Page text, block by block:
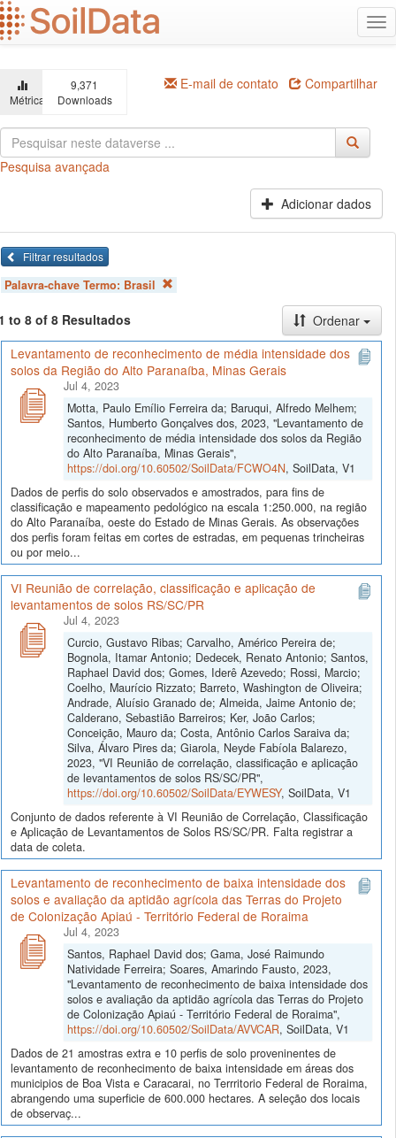
Ir
para
o
principal
Métricas
9,371
Downloads
E-mail de contato Compartilhar
Pesquisa avançada
Adicionar dados
Filtrar resultados
Palavra-chave Termo: Brasil
to 8 of 8 Resultados
Ordenar
Levantamento de reconhecimento de média intensidade dos
solos da Região do Alto Paranaíba, Minas Gerais
Jul 4, 2023
Motta, Paulo Emílio Ferreira da; Baruqui, Alfredo Melhem;
Santos, Humberto Gonçalves dos, 2023, "Levantamento de
reconhecimento de média intensidade dos solos da Região
do Alto Paranaíba, Minas Gerais",
https://doi.org/10.60502/SoilData/FCWO4N, SoilData, V1
Dados de perfis do solo observados e amostrados, para fins de
classificação e mapeamento pedológico na escala 1:250.000, na região
do Alto Paranaíba, oeste do Estado de Minas Gerais. As observações
dos perfis foram feitas em cortes de estradas, em pequenas trincheiras
ou por meio...
VI Reunião de correlação, classificação e aplicação de
levantamentos de solos RS/SC/PR
Jul 4, 2023
Curcio, Gustavo Ribas; Carvalho, Américo Pereira de;
Bognola, Itamar Antonio; Dedecek, Renato Antonio; Santos,
Raphael David dos; Gomes, Iderê Azevedo; Rossi, Marcio;
Coelho, Maurício Rizzato; Barreto, Washington de Oliveira;
Andrade, Aluísio Granado de; Almeida, Jaime Antonio de;
Calderano, Sebastião Barreiros; Ker, João Carlos;
Conceição, Mauro da; Costa, Antônio Carlos Saraiva da;
Silva, Álvaro Pires da; Giarola, Neyde Fabíola Balarezo,
2023, "VI Reunião de correlação, classificação e aplicação
de levantamentos de solos RS/SC/PR",
https://doi.org/10.60502/SoilData/EYWESY, SoilData, V1
Conjunto de dados referente à VI Reunião de Correlação, Classificação
e Aplicação de Levantamentos de Solos RS/SC/PR. Falta registrar a
data de coleta.
Levantamento de reconhecimento de baixa intensidade dos
solos e avaliação da aptidão agrícola das Terras do Projeto
de Colonização Apiaú - Território Federal de Roraima
Jul 4, 2023
Santos, Raphael David dos; Gama, José Raimundo
Natividade Ferreira; Soares, Amarindo Fausto, 2023,
"Levantamento de reconhecimento de baixa intensidade dos
solos e avaliação da aptidão agrícola das Terras do Projeto
de Colonização Apiaú - Território Federal de Roraima",
https://doi.org/10.60502/SoilData/AVVCAR, SoilData, V1
Dados de 21 amostras extra e 10 perfis de solo proveninentes de
levantamento de reconhecimento de baixa intensidade em áreas dos
municipios de Boa Vista e Caracarai, no Terrritorio Federal de Roraima,
abrangendo uma superficie de 600.000 hectares. A seleção dos locais
de observaç...